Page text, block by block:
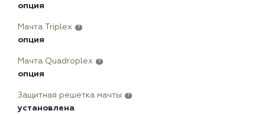
опция
Мачта Triplex ?
опция
Мачта Quadroplex ?
опция
Защитная решетка мачты ?
установлена